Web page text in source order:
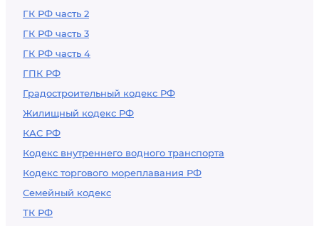
ГК РФ часть 2
ГК РФ часть 3
ГК РФ часть 4
ГПК РФ
Градостроительный кодекс РФ
Жилищный кодекс РФ
КАС РФ
Кодекс внутреннего водного транспорта
Кодекс торгового мореплавания РФ
Семейный кодекс
ТК РФ